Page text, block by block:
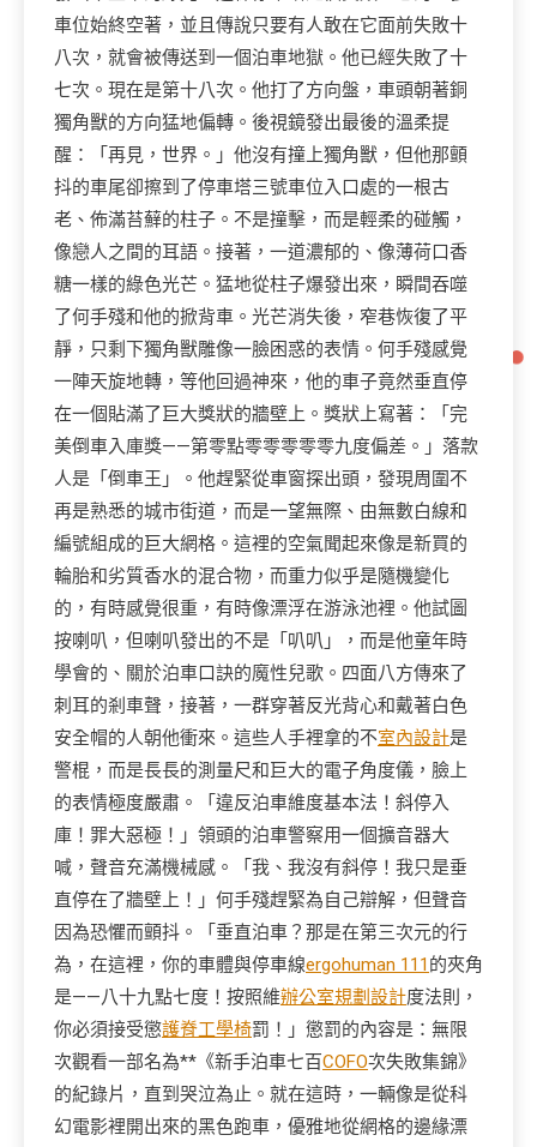
車位始終空著，並且傳說只要有人敢在它面前失敗十
八次，就會被傳送到一個泊車地獄。他已經失敗了十
七次。現在是第十八次。他打了方向盤，車頭朝著銅
獨角獸的方向猛地偏轉。後視鏡發出最後的溫柔提
醒：「再見，世界。」他沒有撞上獨角獸，但他那顫
抖的車尾卻擦到了停車塔三號車位入口處的一根古
老、佈滿苔蘚的柱子。不是撞擊，而是輕柔的碰觸，
像戀人之間的耳語。接著，一道濃郁的、像薄荷口香
糖一樣的綠色光芒。猛地從柱子爆發出來，瞬間吞噬
了何手殘和他的掀背車。光芒消失後，窄巷恢復了平
靜，只剩下獨角獸雕像一臉困惑的表情。何手殘感覺
一陣天旋地轉，等他回過神來，他的車子竟然垂直停
在一個貼滿了巨大獎狀的牆壁上。獎狀上寫著：「完
美倒車入庫獎——第零點零零零零零九度偏差。」落款
人是「倒車王」。他趕緊從車窗探出頭，發現周圍不
再是熟悉的城市街道，而是一望無際、由無數白線和
編號組成的巨大網格。這裡的空氣聞起來像是新買的
輪胎和劣質香水的混合物，而重力似乎是隨機變化
的，有時感覺很重，有時像漂浮在游泳池裡。他試圖
按喇叭，但喇叭發出的不是「叭叭」，而是他童年時
學會的、關於泊車口訣的魔性兒歌。四面八方傳來了
刺耳的剎車聲，接著，一群穿著反光背心和戴著白色
安全帽的人朝他衝來。這些人手裡拿的不室內設計是
警棍，而是長長的測量尺和巨大的電子角度儀，臉上
的表情極度嚴肅。「違反泊車維度基本法！斜停入
庫！罪大惡極！」領頭的泊車警察用一個擴音器大
喊，聲音充滿機械感。「我、我沒有斜停！我只是垂
直停在了牆壁上！」何手殘趕緊為自己辯解，但聲音
因為恐懼而顫抖。「垂直泊車？那是在第三次元的行
為，在這裡，你的車體與停車線ergohuman 111的夾角
是——八十九點七度！按照維辦公室規劃設計度法則，
你必須接受懲護脊工學椅罰！」懲罰的內容是：無限
次觀看一部名為**《新手泊車七百COFO次失敗集錦》
的紀錄片，直到哭泣為止。就在這時，一輛像是從科
幻電影裡開出來的黑色跑車，優雅地從網格的邊緣漂